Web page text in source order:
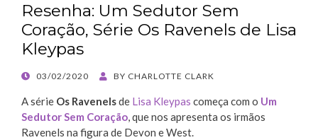
Resenha: Um Sedutor Sem
Coração, Série Os Ravenels de Lisa
Kleypas
POSTED
03/02/2020 BY CHARLOTTE CLARK
A série Os Ravenelsde Lisa Kleypas começa com o Um
Sedutor Sem Coração, que nos apresenta os irmãos
Ravenels na figura de Devon e West.